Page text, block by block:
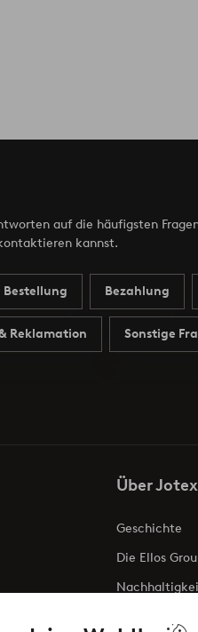
auf die häufigsten
kannst.
Bestellung Bezahlung
Reklamation Sonstige
Über Jotex
Geschichte
Die Ellos